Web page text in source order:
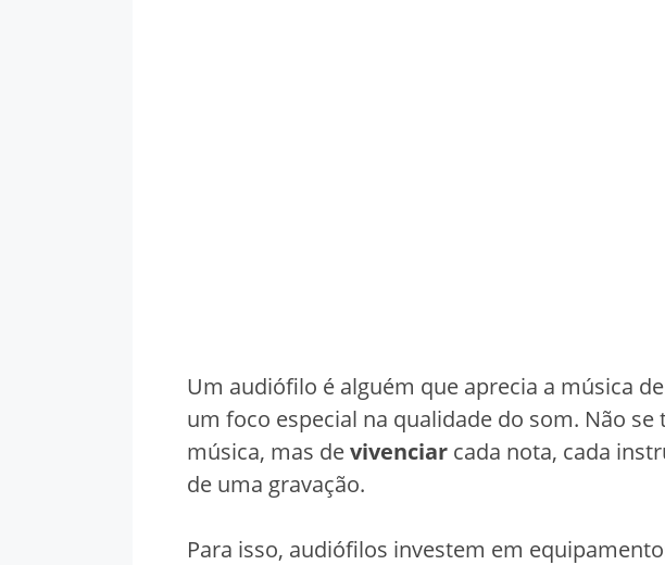
Um audiófilo é alguém que aprecia a música
um foco especial na qualidade do som. Não
música, mas devivenciar cada nota, cada
de uma gravação.
Para isso, audiófilos investem em